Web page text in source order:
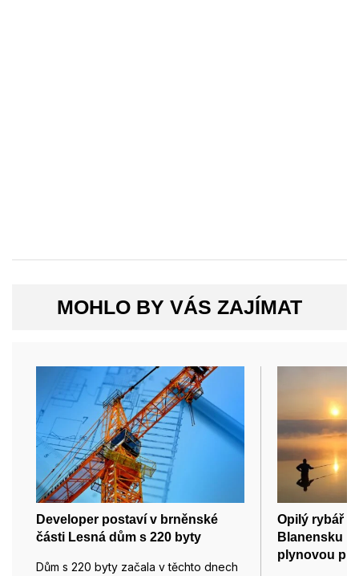
MOHLO BY VÁS ZAJÍMAT
Developer postaví v brněnské
části Lesná dům s 220 byty
Dům s 220 byty začala v těchto dnech
Opilý rybář
Blanensku
plynovou